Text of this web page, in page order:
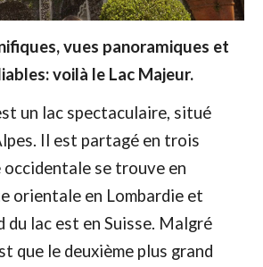
vues panoramiques et
voilà le Lac Majeur.
un lac spectaculaire, situé
Il est partagé en trois
se trouve en
orientale en Lombardie et
du lac est en Suisse. Malgré
que le deuxième plus grand